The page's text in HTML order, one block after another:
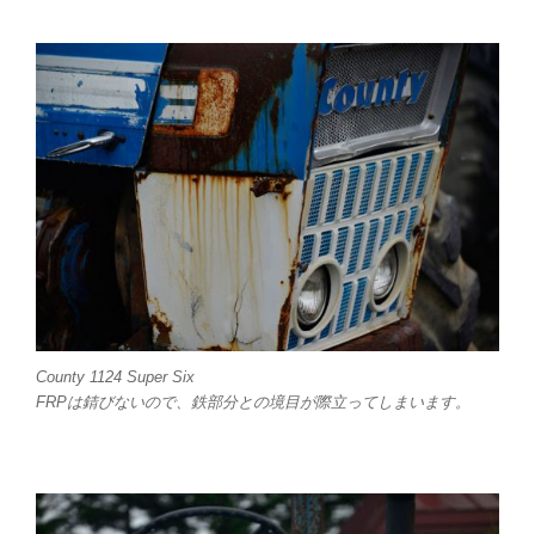
County 1124 Super Six
FRPは錆びないので、鉄部分との境目が際立ってしまいます。